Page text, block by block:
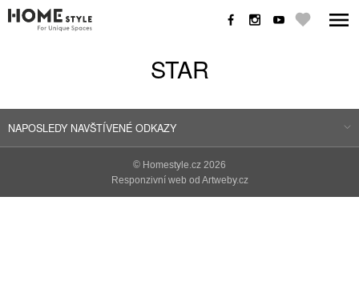
STAR
NAPOSLEDY NAVŠTÍVENÉ ODKAZY
© Homestyle.cz 2026
Responzivní web od Artweby.cz